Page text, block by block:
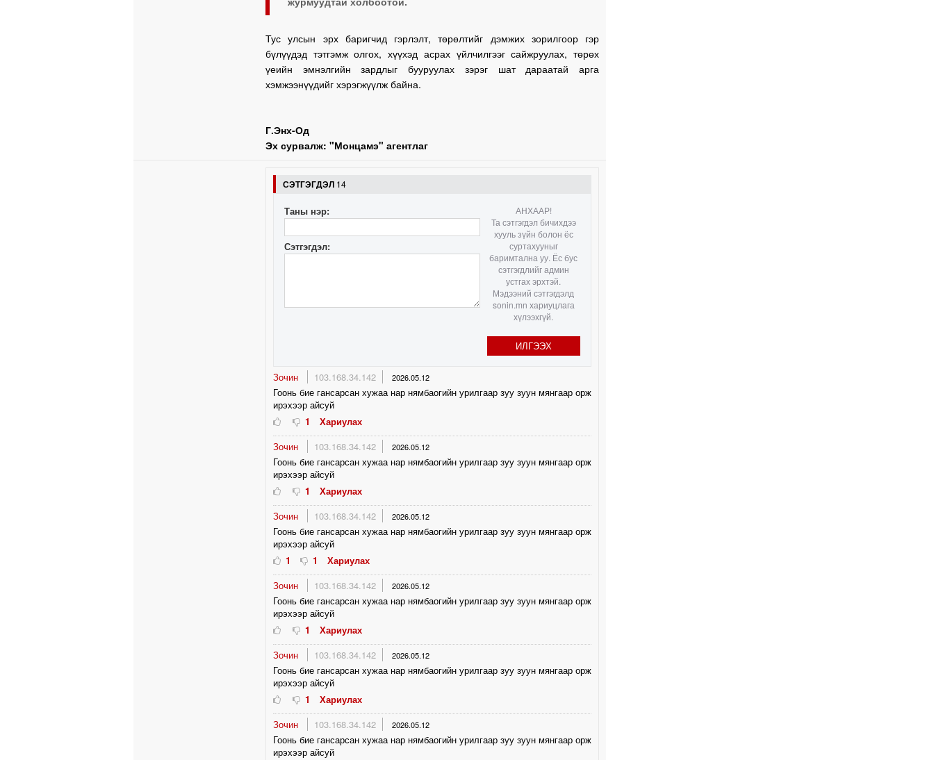
Тус улсын эрх баригчид гэрлэлт, төрөлтийг дэмжих зорилгоор гэр
бүлүүдэд тэтгэмж олгох, хүүхэд асрах үйлчилгээг сайжруулах, төрөх
үеийн эмнэлгийн зардлыг бууруулах зэрэг шат дараатай арга
хэмжээнүүдийг хэрэгжүүлж байна.
Г.Энх-Од
Эх сурвалж: "Монцамэ" агентлаг
СЭТГЭГДЭЛ 14
Таны нэр:
Сэтгэгдэл:
АНХААР!
Та сэтгэгдэл бичихдээ
хууль зүйн болон ёс
суртахууныг
баримтална уу. Ёс бус
сэтгэгдлийг админ
устгах эрхтэй.
Мэдээний сэтгэгдэлд
sonin.mn хариуцлага
хүлээхгүй.
ИЛГЭЭХ
Зочин 103.168.34.142 2026.05.12
Гоонь бие гансарсан хужаа нар нямбаогийн урилгаар зуу зуун мянгаар орж
ирэхээр айсуй
1
Хариулах
Зочин
103.168.34.142 2026.05.12
Гоонь бие гансарсан хужаа нар нямбаогийн урилгаар зуу зуун мянгаар орж
ирэхээр айсуй
1
Хариулах
Зочин
103.168.34.142 2026.05.12
Гоонь бие гансарсан хужаа нар нямбаогийн урилгаар зуу зуун мянгаар орж
ирэхээр айсуй
1
1
Хариулах
Зочин
103.168.34.142 2026.05.12
Гоонь бие гансарсан хужаа нар нямбаогийн урилгаар зуу зуун мянгаар орж
ирэхээр айсуй
1
Хариулах
Зочин
103.168.34.142 2026.05.12
Гоонь бие гансарсан хужаа нар нямбаогийн урилгаар зуу зуун мянгаар орж
ирэхээр айсуй
1
Хариулах
Зочин
103.168.34.142 2026.05.12
Гоонь бие гансарсан хужаа нар нямбаогийн урилгаар зуу зуун мянгаар орж
ирэхээр айсуй